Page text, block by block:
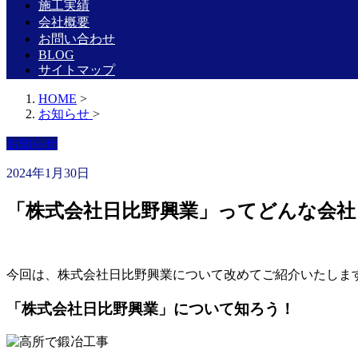
施工実績
会社概要
お問い合わせ
BLOG
サイトマップ
HOME >
お知らせ >
お知らせ
2024年1月30日
「株式会社日比野興業」ってどんな会
今回は、株式会社日比野興業について改めてご紹介いたしま
「株式会社日比野興業」について知ろう！